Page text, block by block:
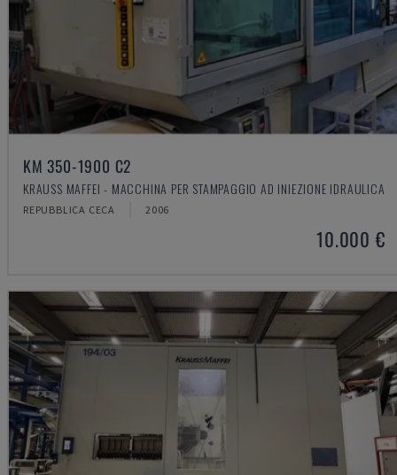
KM 350-1900 C2
KRAUSS MAFFEI - MACCHINA PER STAMPAGGIO AD INIEZIONE IDRAULICA
REPUBBLICA CECA 2006
10.000 €